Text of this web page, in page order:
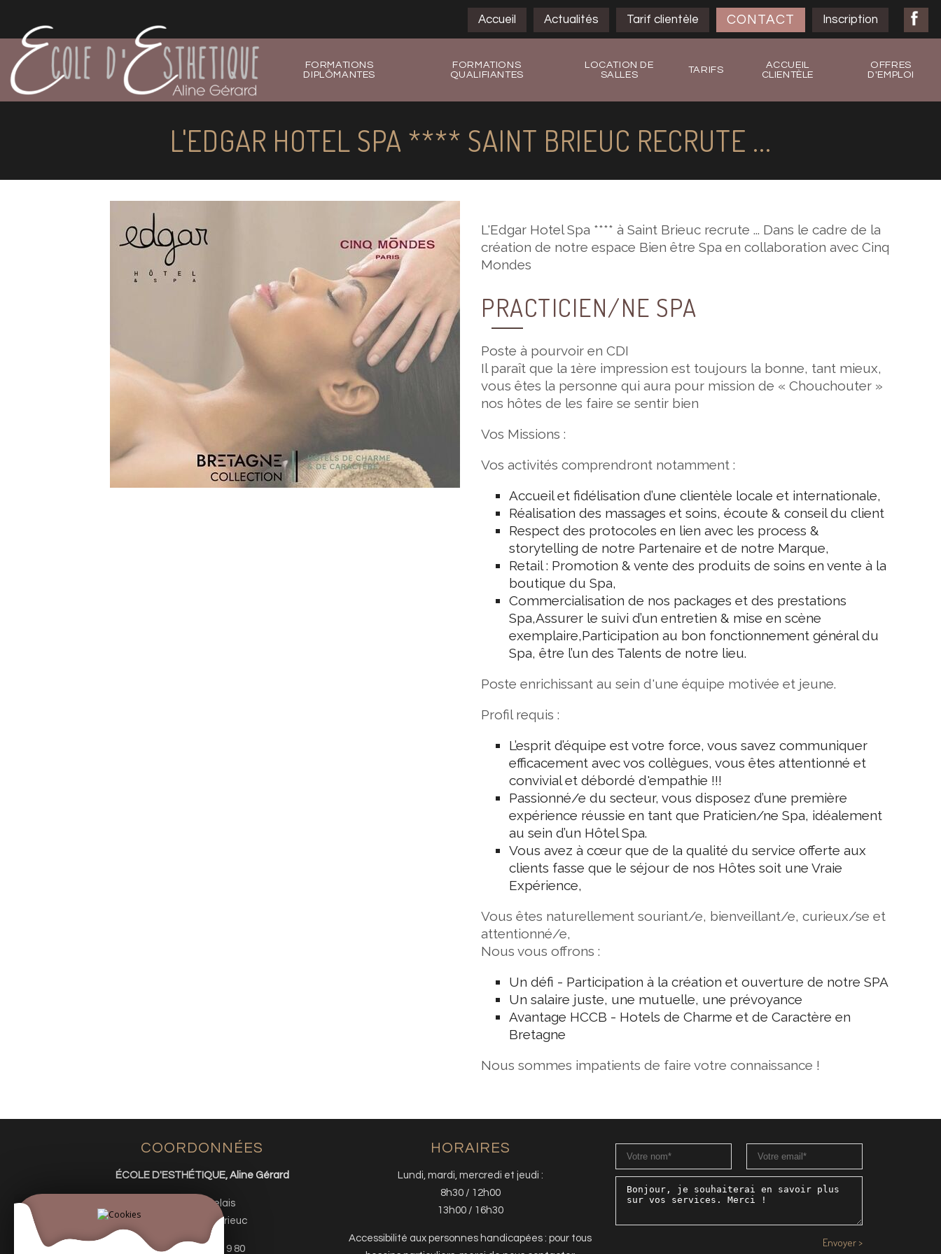
Accueil Actualités Tarif clientèle CONTACT Inscription
FORMATIONS
DIPLÔMANTES
FORMATIONS
QUALIFIANTES
LOCATION DE
SALLES
TARIFS
ACCUEIL
CLIENTÈLE
OFFRES
D'EMPLOI
L'EDGAR HOTEL SPA **** SAINT BRIEUC RECRUTE ...
L'Edgar Hotel Spa **** à Saint Brieuc recrute ... Dans le cadre de la
création de notre espace Bien être Spa en collaboration avec Cinq
Mondes
PRACTICIEN/NE SPA
Poste à pourvoir en CDI
Il paraît que la 1ère impression est toujours la bonne, tant mieux,
vous êtes la personne qui aura pour mission de « Chouchouter »
nos hôtes de les faire se sentir bien
Vos Missions :
Vos activités comprendront notamment :
Accueil et fidélisation d’une clientèle locale et internationale,
Réalisation des massages et soins, écoute & conseil du client
Respect des protocoles en lien avec les process &
storytelling de notre Partenaire et de notre Marque,
Retail : Promotion & vente des produits de soins en vente à la
boutique du Spa,
Commercialisation de nos packages et des prestations
Spa,Assurer le suivi d’un entretien & mise en scène
exemplaire,Participation au bon fonctionnement général du
Spa, être l’un des Talents de notre lieu.
Poste enrichissant au sein d'une équipe motivée et jeune.
Profil requis :
L’esprit d’équipe est votre force, vous savez communiquer
efficacement avec vos collègues, vous êtes attentionné et
convivial et débordé d'empathie !!!
Passionné/e du secteur, vous disposez d’une première
expérience réussie en tant que Praticien/ne Spa, idéalement
au sein d’un Hôtel Spa.
Vous avez à cœur que de la qualité du service offerte aux
clients fasse que le séjour de nos Hôtes soit une Vraie
Expérience,
Vous êtes naturellement souriant/e, bienveillant/e, curieux/se et
attentionné/e,
Nous vous offrons :
Un défi - Participation à la création et ouverture de notre SPA
Un salaire juste, une mutuelle, une prévoyance
Avantage HCCB - Hotels de Charme et de Caractère en
Bretagne
Nous sommes impatients de faire votre connaissance !
COORDONNÉES
ÉCOLE D'ESTHÉTIQUE, Aline Gérard
9 rue Rabelais
22000 Saint-Brieuc
Tél : 02 21 27 19 80
HORAIRES
Lundi, mardi, mercredi et jeudi :
8h30 / 12h00
13h00 / 16h30
Accessibilité aux personnes handicapées : pour tous
Envoyer >